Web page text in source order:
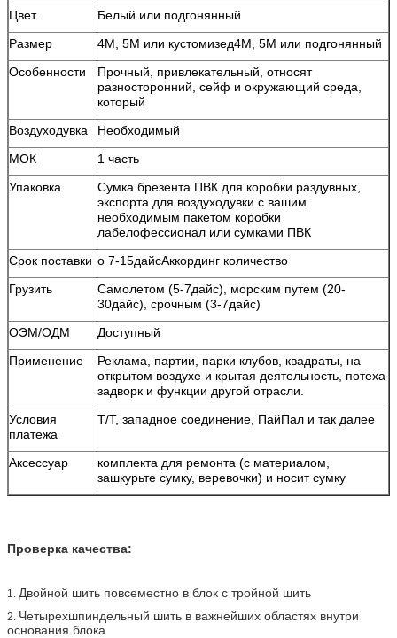
Цвет
Белый или подгонянный
Размер
4М, 5М или кустомизед4М, 5М или подгонянный
Особенности
Прочный, привлекательный, относят
разносторонний, сейф и окружающий среда,
который
Воздуходувка
Необходимый
МОК
1 часть
Упаковка
Сумка брезента ПВК для коробки раздувных,
экспорта для воздуходувки с вашим
необходимым пакетом коробки
лабелофессионал или сумками ПВК
Срок поставки о 7-15дайсАккординг количество
Грузить
Самолетом (5-7дайс), морским путем (20-
30дайс), срочным (3-7дайс)
ОЭМ/ОДМ
Доступный
Применение
Реклама, партии, парки клубов, квадраты, на
открытом воздухе и крытая деятельность, потеха
задворк и функции другой отрасли.
Условия
платежа
Т/Т, западное соединение, ПайПал и так далее
Аксессуар
комплекта для ремонта (с материалом,
зашкурьте сумку, веревочки) и носит сумку
Проверка качества:
1. Двойной шить повсеместно в блок с тройной шить
2. Четырехшпиндельный шить в важнейших областях внутри
основания блока